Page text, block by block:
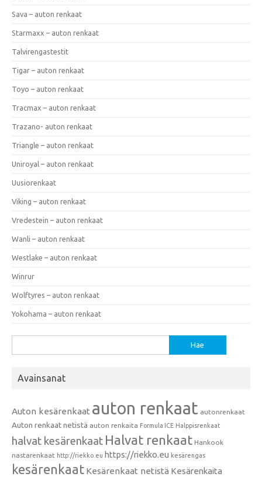
Sava – auton renkaat
Starmaxx – auton renkaat
Talvirengastestit
Tigar – auton renkaat
Toyo – auton renkaat
Tracmax – auton renkaat
Trazano- auton renkaat
Triangle – auton renkaat
Uniroyal – auton renkaat
Uusiorenkaat
Viking – auton renkaat
Vredestein – auton renkaat
Wanli – auton renkaat
Westlake – auton renkaat
Winrur
Wolftyres – auton renkaat
Yokohama – auton renkaat
Avainsanat
Auton kesärenkaat auton renkaat autonrenkaat
Auton renkaat netistä auton renkaita Formula ICE Halppisrenkaat
halvat kesärenkaat Halvat renkaat Hankook
nastarenkaat http://riekko.eu https://riekko.eu kesärengas
kesärenkaat Kesärenkaat netistä Kesärenkaita